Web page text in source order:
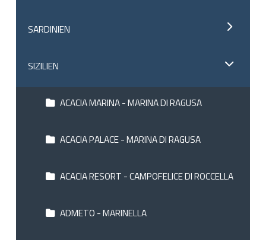
SARDINIEN
SIZILIEN
ACACIA MARINA - MARINA DI RAGUSA
ACACIA PALACE - MARINA DI RAGUSA
ACACIA RESORT - CAMPOFELICE DI ROCCELLA
ADMETO - MARINELLA